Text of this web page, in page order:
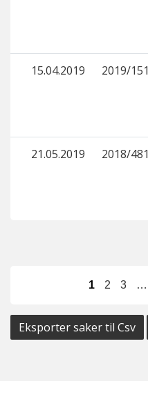
15.04.2019 2019/151
21.05.2019 2018/481
1 2 3 …
Eksporter saker til Csv